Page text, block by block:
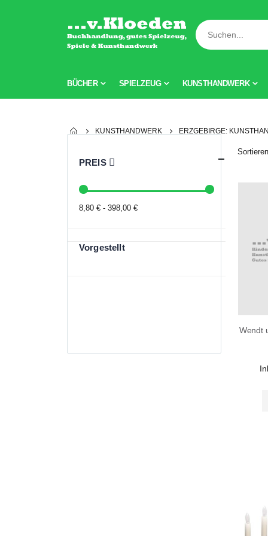
BÜCHER SPIELZEUG KUNSTHANDWERK
KUNSTHANDWERK ERZGEBIRGE:
Wendt
PREIS
8,80 € - 398,00 €
Vorgestellt